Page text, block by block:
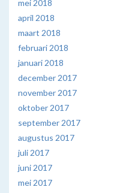
mei 2018
april 2018
maart 2018
februari 2018
januari 2018
december 2017
november 2017
oktober 2017
september 2017
augustus 2017
juli 2017
juni 2017
mei 2017